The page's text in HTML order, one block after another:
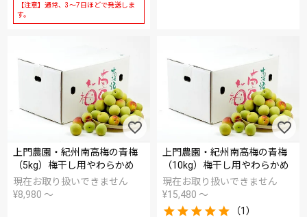
【注意】通常、3～7日ほどで発送しま
す。
上門農園・紀州南高梅の青梅
（5kg）梅干し用やわらかめ
現在お取り扱いできません
¥8,980 〜
上門農園・紀州南高梅の青梅
（10kg）梅干し用やわらかめ
現在お取り扱いできません
¥15,480 〜
（1）